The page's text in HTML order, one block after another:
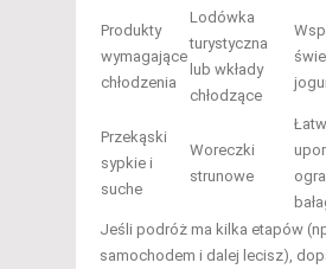
Produkty
wymagające
chłodzenia
Lodówka
turystyczna
lub wkłady
chłodzące
Przekąski
sypkie i
suche
Woreczki
strunowe
Jeśli podróż ma kilka etapów
samochodem i dalej lecisz),